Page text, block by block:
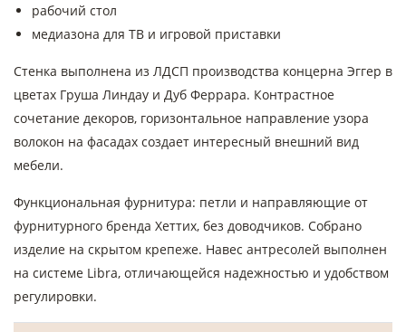
рабочий стол
медиазона для ТВ и игровой приставки
Стенка выполнена из ЛДСП производства концерна Эггер в
цветах Груша Линдау и Дуб Феррара. Контрастное
сочетание декоров, горизонтальное направление узора
волокон на фасадах создает интересный внешний вид
мебели.
Функциональная фурнитура: петли и направляющие от
фурнитурного бренда Хеттих, без доводчиков. Собрано
изделие на скрытом крепеже. Навес антресолей выполнен
на системе Libra, отличающейся надежностью и удобством
регулировки.